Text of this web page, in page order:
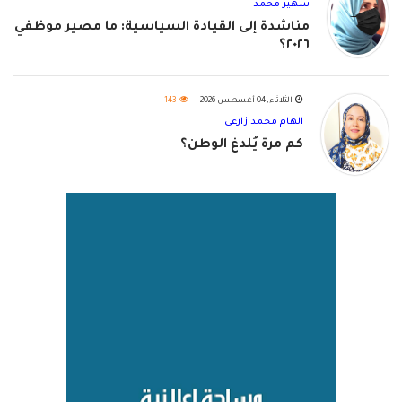
سهير محمد
مناشدة إلى القيادة السياسية: ما مصير موظفي
٢٠٢٦؟
الثلاثاء, 04 أغسطس 2026 143
الهام محمد زارعي
كم مرة يُلدغ الوطن؟